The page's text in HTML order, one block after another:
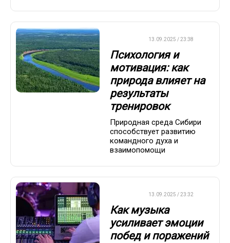
13.09.2025 / 23:38
Психология и
мотивация: как
природа влияет на
результаты
тренировок
Природная среда Сибири
способствует развитию
командного духа и
взаимопомощи
13.09.2025 / 23:32
Как музыка
усиливает эмоции
побед и поражений